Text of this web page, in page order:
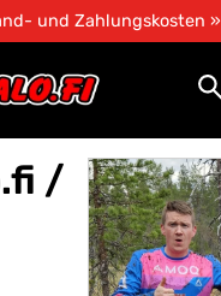
und Zahlungskosten »
/